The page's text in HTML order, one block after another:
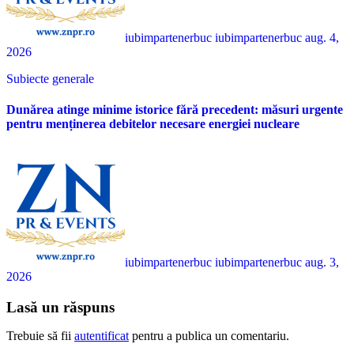
iubimpartenerbuc iubimpartenerbuc aug. 4,
2026
Subiecte generale
Dunărea atinge minime istorice fără precedent: măsuri urgente
pentru menținerea debitelor necesare energiei nucleare
iubimpartenerbuc iubimpartenerbuc aug. 3,
2026
Lasă un răspuns
Trebuie să fii autentificat pentru a publica un comentariu.